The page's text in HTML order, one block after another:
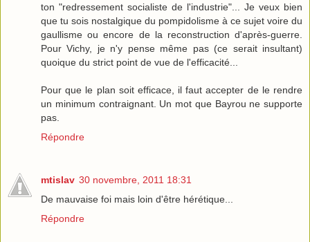
ton "redressement socialiste de l'industrie"... Je veux bien
que tu sois nostalgique du pompidolisme à ce sujet voire du
gaullisme ou encore de la reconstruction d'après-guerre.
Pour Vichy, je n'y pense même pas (ce serait insultant)
quoique du strict point de vue de l'efficacité...
Pour que le plan soit efficace, il faut accepter de le rendre
un minimum contraignant. Un mot que Bayrou ne supporte
pas.
Répondre
mtislav 30 novembre, 2011 18:31
De mauvaise foi mais loin d'être hérétique...
Répondre